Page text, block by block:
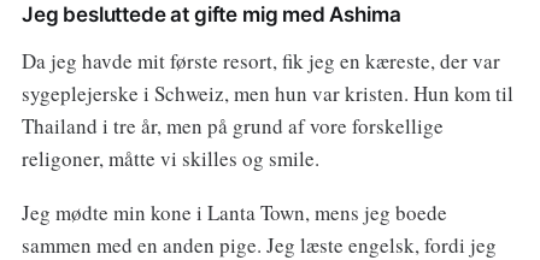
Jeg besluttede at gifte mig med Ashima
Da jeg havde mit første resort, fik jeg en kæreste, der var
sygeplejerske i Schweiz, men hun var kristen. Hun kom til
Thailand i tre år, men på grund af vore forskellige
religoner, måtte vi skilles og smile.
Jeg mødte min kone i Lanta Town, mens jeg boede
sammen med en anden pige. Jeg læste engelsk, fordi jeg